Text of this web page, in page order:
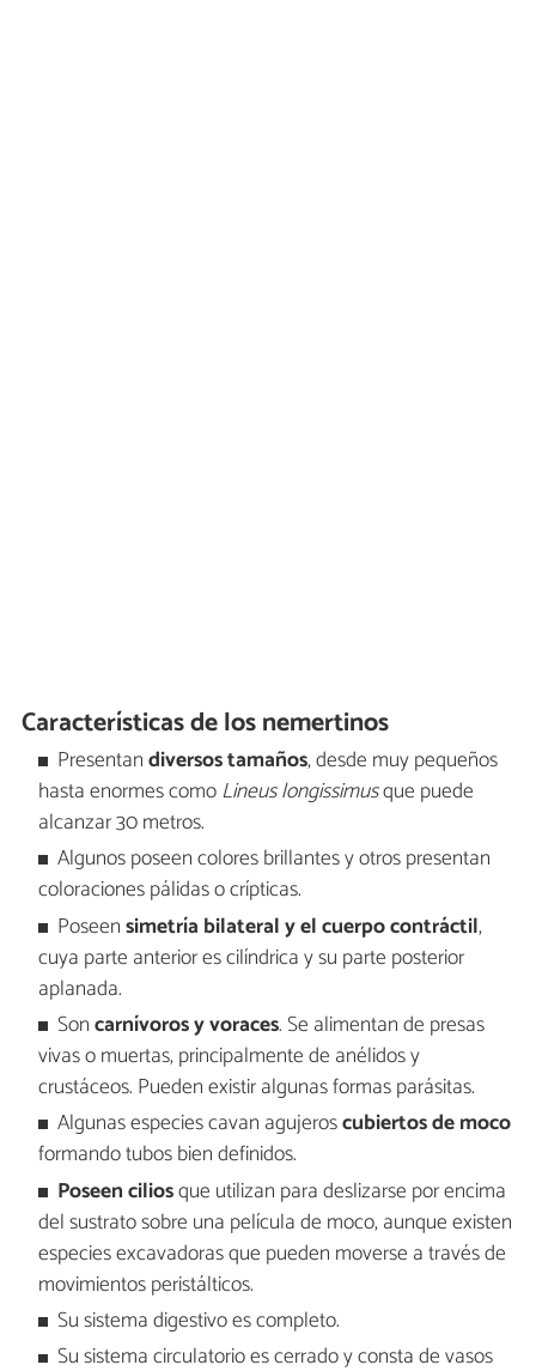
Características de los nemertinos
Presentandiversos tamaños, desde muy pequeños
hasta enormes comoLineus longissimusque puede
alcanzar 30 metros.
Algunos poseen colores brillantes y otros presentan
coloraciones pálidas o crípticas.
Poseensimetría bilateral y el cuerpo contráctil,
cuya parte anterior es cilíndrica y su parte posterior
aplanada.
Soncarnívoros y voraces. Se alimentan de presas
vivas o muertas, principalmente de anélidos y
crustáceos. Pueden existir algunas formas parásitas.
Algunas especies cavan agujeroscubiertos de moco
formando tubos bien definidos.
Poseen ciliosque utilizan para deslizarse por encima
del sustrato sobre una película de moco, aunque existen
especies excavadoras que pueden moverse a través de
movimientos peristálticos.
Su sistema digestivo es completo.
Su sistema circulatorio es cerrado y consta de vasos